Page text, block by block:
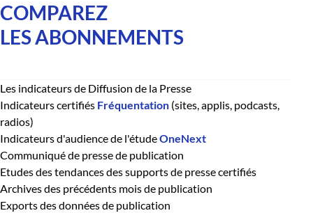
COMPAREZ
LES ABONNEMENTS
Les indicateurs de Diffusion de la Presse
Indicateurs certifiés Fréquentation (sites, applis, podcasts,
radios)
Indicateurs d'audience de l'étudeOneNext
Communiqué de presse de publication
Etudes des tendances des supports de presse certifiés
Archives des précédents mois de publication
Exports des données de publication